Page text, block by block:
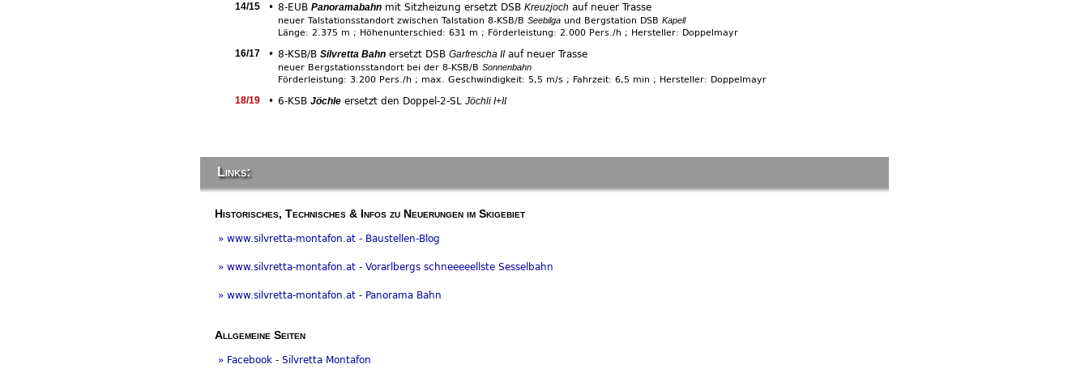
14/15 • 8-EUB Panoramabahnmit Sitzheizung ersetzt DSB Kreuzjoch auf neuer Trasse
neuer Talstationsstandort zwischen Talstation 8-KSB/B Seebilgaund Bergstation DSB Kapell
Länge: 2.375 m ; Höhenunterschied: 631 m ; Förderleistung: 2.000 Pers./h ; Hersteller: Doppelmayr
16/17 • 8-KSB/B Silvretta Bahnersetzt DSB Garfrescha IIauf neuer Trasse
neuer Bergstationsstandort bei der 8-KSB/B Sonnenbahn
Förderleistung: 3.200 Pers./h ; max. Geschwindigkeit: 5,5 m/s ; Fahrzeit: 6,5 min ; Hersteller: Doppelmayr
18/19 • 6-KSB Jöchleersetzt den Doppel-2-SL Jöchli I+II
Links:
Historisches, Technisches & Infos zu Neuerungen im Skigebiet
» www.silvretta-montafon.at - Baustellen-Blog
» www.silvretta-montafon.at - Vorarlbergs schneeeeellste Sesselbahn
» www.silvretta-montafon.at - Panorama Bahn
Allgemeine Seiten
» Facebook - Silvretta Montafon